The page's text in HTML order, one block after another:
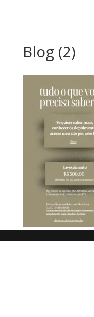
Blog (2)